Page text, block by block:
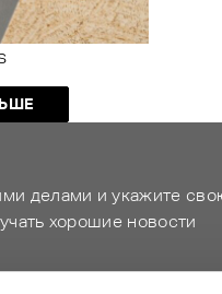
делами и укажите
хорошие новости